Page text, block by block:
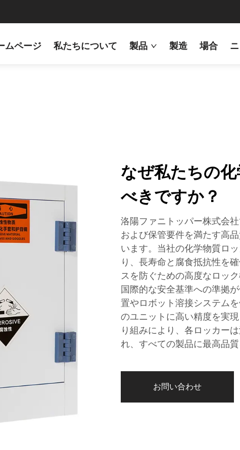
ムページ 私たちについて 製品 製造 場合
なぜ私たちの
べきですか？
洛陽ファニトッパー株式会
および保管要件を満たす高
います。当社の化学物質ロ
り、長寿命と腐食抵抗性を
スを防ぐための高度なロッ
国際的な安全基準への準拠
置やロボット溶接システム
のユニットに高い精度を実
り組みにより、各ロッカー
れ、すべての製品に最高品質
お問い合わせ